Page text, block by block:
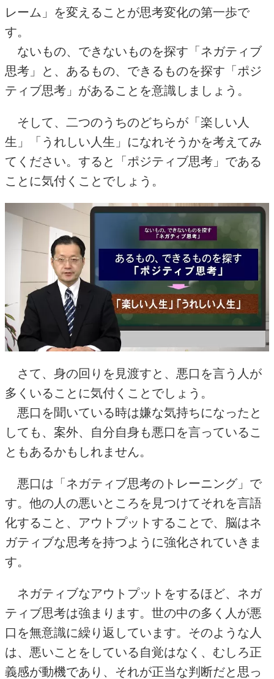
レーム」を変えることが思考変化の第一歩で
す。
ないもの、できないものを探す「ネガティブ
思考」と、あるもの、できるものを探す「ポジ
ティブ思考」があることを意識しましょう。
そして、二つのうちのどちらが「楽しい人
生」「うれしい人生」になれそうかを考えてみ
てください。すると「ポジティブ思考」である
ことに気付くことでしょう。
さて、身の回りを見渡すと、悪口を言う人が
多くいることに気付くことでしょう。
悪口を聞いている時は嫌な気持ちになったと
しても、案外、自分自身も悪口を言っているこ
ともあるかもしれません。
悪口は「ネガティブ思考のトレーニング」で
す。他の人の悪いところを見つけてそれを言語
化すること、アウトプットすることで、脳はネ
ガティブな思考を持つように強化されていきま
す。
ネガティブなアウトプットをするほど、ネガ
ティブ思考は強まります。世の中の多く人が悪
口を無意識に繰り返しています。そのような人
は、悪いことをしている自覚はなく、むしろ正
義感が動機であり、それが正当な判断だと思っ